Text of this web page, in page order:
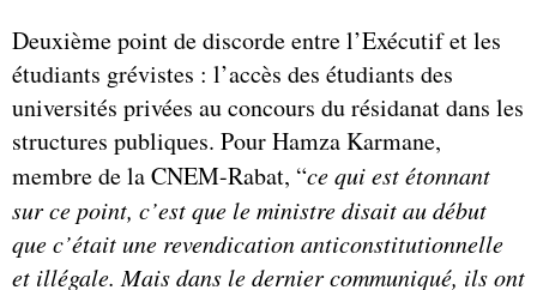
Deuxième point de discorde entre l’Exécutif et les
étudiants grévistes : l’accès des étudiants des
universités privées au concours du résidanat dans les
structures publiques. Pour Hamza Karmane,
membre de la CNEM-Rabat, “ce qui est étonnant
sur ce point, c’est que le ministre disait au début
que c’était une revendication anticonstitutionnelle
et illégale. Mais dans le dernier communiqué, ils ont